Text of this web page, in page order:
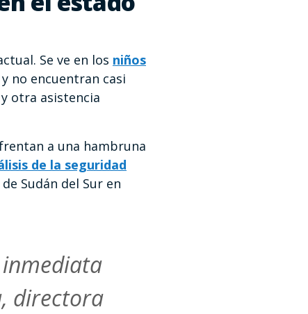
Se ve en los niños
no encuentran casi
otra asistencia
a una hambruna
de la seguridad
Sudán del Sur en
directora